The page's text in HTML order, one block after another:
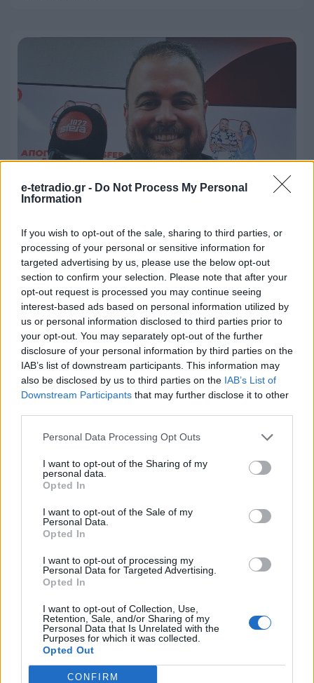
e-tetradio.gr - Do Not Process My Personal
Information
If you wish to opt-out of the sale, sharing to third parties, or
processing of your personal or sensitive information for
targeted advertising by us, please use the below opt-out
section to confirm your selection. Please note that after your
opt-out request is processed you may continue seeing
interest-based ads based on personal information utilized by
us or personal information disclosed to third parties prior to
your opt-out. You may separately opt-out of the further
disclosure of your personal information by third parties on the
IAB’s list of downstream participants. This information may
also be disclosed by us to third parties on the IAB’s List of
Downstream Participants that may further disclose it to other
Personal Data Processing Opt Outs
I want to opt-out of the Sharing of my
personal data.
Opted In
I want to opt-out of the Sale of my
Personal Data.
Opted In
I want to opt-out of processing my
Personal Data for Targeted Advertising.
Opted In
I want to opt-out of Collection, Use,
Retention, Sale, and/or Sharing of my
Personal Data that Is Unrelated with the
Purposes for which it was collected.
Opted Out
CONFIRM
Τέλος από τον Sfera 102.2 ο Νικόλας
Ράπτης
30.07.2026 - 09:56
Οι Grandbrothers στο Θέατρο Δόρα
Στράτου
23.07.2026 - 16:41